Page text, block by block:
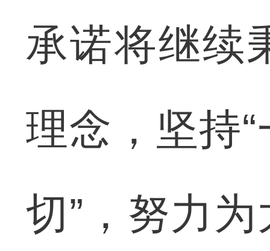
承诺将继续
理念，坚持
切”，努力